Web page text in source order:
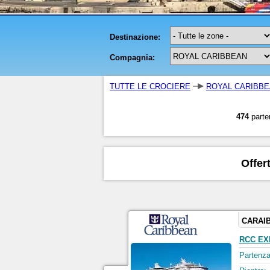
TUTTE LE CROCIERE ROYAL
474
RCC